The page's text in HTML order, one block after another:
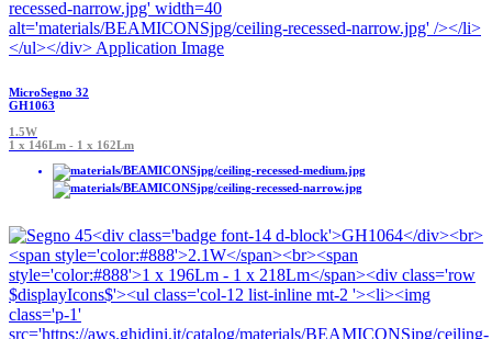
MicroSegno 32
GH1063
1.5W
1 x 146Lm - 1 x 162Lm